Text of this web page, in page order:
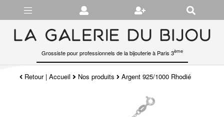
Grossiste pour professionnels de la bijouterie à Paris 3ème
Retour|Accueil Nos produits Argent 925/1000 Rhodié
Gérer les préférences en matière de cookies